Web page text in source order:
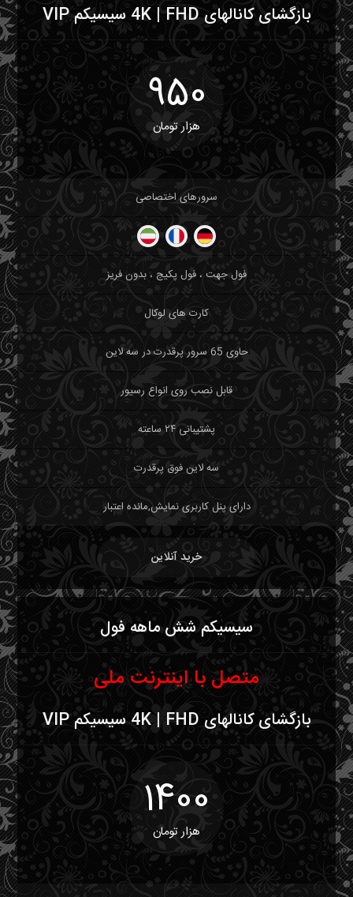
بازگشای کانالهای 4K | FHD سیسیکم VIP
950
هزار تومان
سرورهای اختصاصی
فول جهت ، فول پکیج ، بدون فریز
کارت های لوکال
حاوی 65 سرور پرقدرت در سه لاین
قابل نصب روی انواع رسیور
پشتیبانی ۲۴ ساعته
سه لاین فوق پرقدرت
دارای پنل کاربری نمایش,مانده اعتبار
خرید آنلاین
سیسیکم شش ماهه فول
متصل با اینترنت ملی
بازگشای کانالهای 4K | FHD سیسیکم VIP
1400
هزار تومان